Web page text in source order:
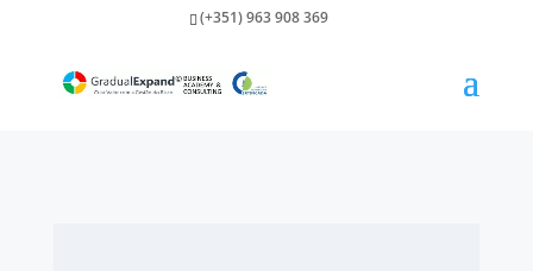
(+351) 963 908 369